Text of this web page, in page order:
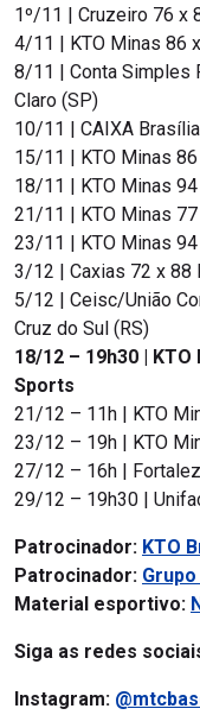
1º/11 | Cruzeiro 76 x
4/11 | KTO Minas 86
8/11 | Conta Simples
Claro (SP)
10/11 | CAIXA
15/11 | KTO Minas
18/11 | KTO Minas
21/11 | KTO Minas
23/11 | KTO Minas 94
3/12 | Caxias 72 x 88
5/12 | Ceisc/União
Cruz do Sul (RS)
18/12 – 19h30 |
Sports
21/12 – 11h | KTO
23/12 – 19h | KTO
27/12 – 16h |
29/12 – 19h30 |
Patrocinador: KTO
Patrocinador: Grupo
Material esportivo:
Siga as redes
Instagram: